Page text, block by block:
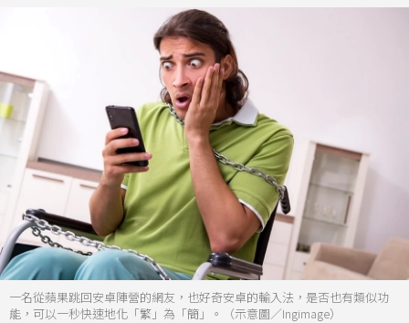
一名從蘋果跳回安卓陣營的網友，也好奇安卓的輸入法，是否也有類似功
能，可以一秒快速地化「繁」為「簡」。（示意圖／Ingimage）